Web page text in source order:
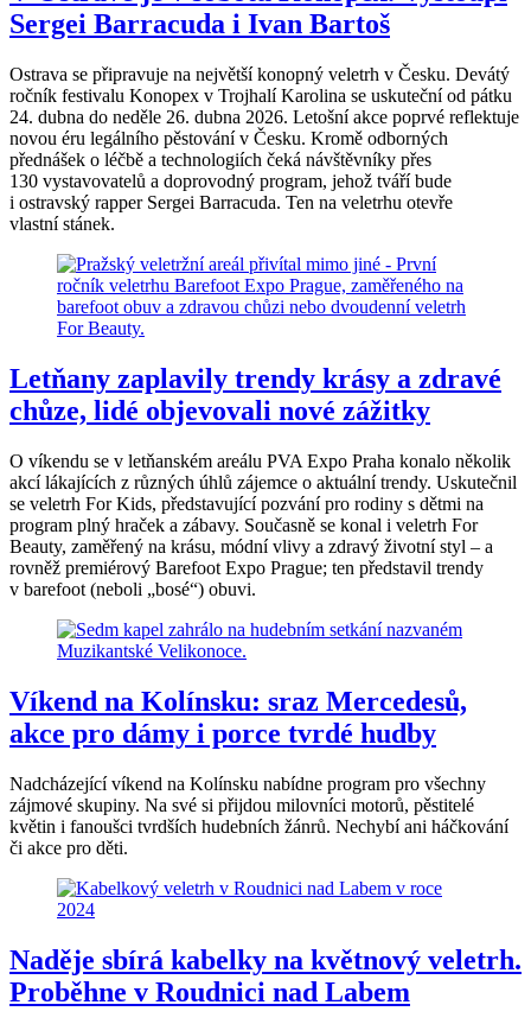
Sergei Barracuda i Ivan Bartoš
Ostrava se připravuje na největší konopný veletrh v Česku. Devátý
ročník festivalu Konopex v Trojhalí Karolina se uskuteční od pátku
24. dubna do neděle 26. dubna 2026. Letošní akce poprvé reflektuje
novou éru legálního pěstování v Česku. Kromě odborných
přednášek o léčbě a technologiích čeká návštěvníky přes
130 vystavovatelů a doprovodný program, jehož tváří bude
i ostravský rapper Sergei Barracuda. Ten na veletrhu otevře
vlastní stánek.
Letňany zaplavily trendy krásy a zdravé
chůze, lidé objevovali nové zážitky
O víkendu se v letňanském areálu PVA Expo Praha konalo několik
akcí lákajících z různých úhlů zájemce o aktuální trendy. Uskutečnil
se veletrh For Kids, představující pozvání pro rodiny s dětmi na
program plný hraček a zábavy. Současně se konal i veletrh For
Beauty, zaměřený na krásu, módní vlivy a zdravý životní styl – a
rovněž premiérový Barefoot Expo Prague; ten představil trendy
v barefoot (neboli „bosé“) obuvi.
Víkend na Kolínsku: sraz Mercedesů,
akce pro dámy i porce tvrdé hudby
Nadcházející víkend na Kolínsku nabídne program pro všechny
zájmové skupiny. Na své si přijdou milovníci motorů, pěstitelé
květin i fanoušci tvrdších hudebních žánrů. Nechybí ani háčkování
či akce pro děti.
Naděje sbírá kabelky na květnový veletrh.
Proběhne v Roudnici nad Labem